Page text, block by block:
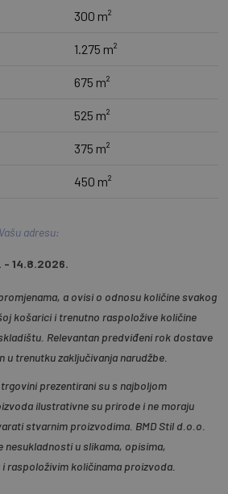
300 m²
1.275 m²
675 m²
525 m²
375 m²
450 m²
adresu:
- 14.8.2026.
a ovisi o odnosu količine svakog
košarici i trenutno raspoložive količine
Relevantan predviđeni rok dostave
u trenutku zaključivanja narudžbe.
prezentirani su s najboljom
ilustrativne su prirode i ne moraju
stvarnim proizvodima. BMD Stil d.o.o.
nesukladnosti u slikama, opisima,
raspoloživim količinama proizvoda.